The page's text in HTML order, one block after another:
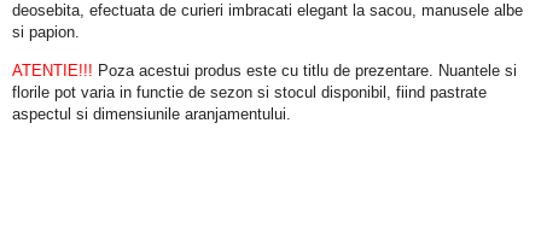
deosebita, efectuata de curieri imbracati elegant la sacou, manusele albe
si papion.
ATENTIE!!! Poza acestui produs este cu titlu de prezentare. Nuantele si
florile pot varia in functie de sezon si stocul disponibil, fiind pastrate
aspectul si dimensiunile aranjamentului.